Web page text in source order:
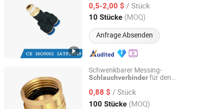
Schlauchanschlüsse
Steckanschlüsse für
Luftschläuche
0,5-2,00 $ / Stück
10 Stücke (MOQ)
Anfrage Absenden
Jiangsu, China Seit 2022
Schwenkbarer Messing-
Schlauchverbinderfür den
0,88 $ / Stück
100 Stücke (MOQ)
Shenzhen Hongyian Technology Co. Ltd
Guangdong, China Seit 2024